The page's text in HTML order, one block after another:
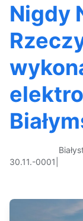
Nigdy
30.11.-0001